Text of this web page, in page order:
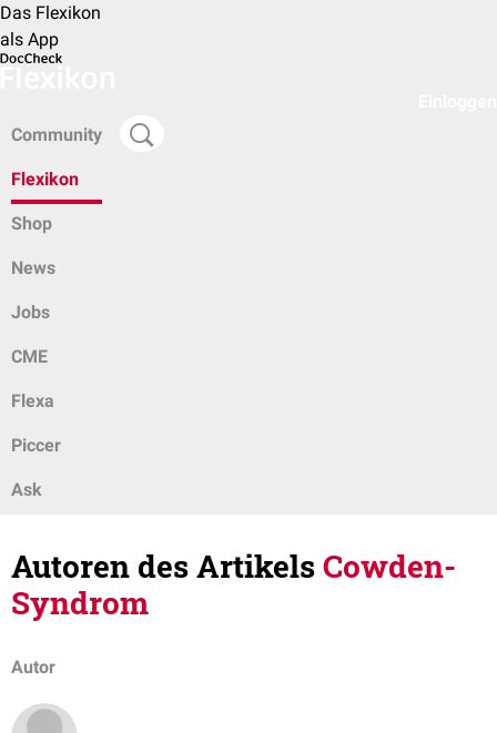
Das Flexikon
als App
Community
Flexikon
Shop
News
Jobs
CME
Flexa
Piccer
Ask
Autoren des ArtikelsCowden-
Syndrom
Autor